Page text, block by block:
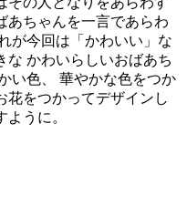
あちゃんを一言であらわ
が今回は「かわいい」な
な かわいらしいおばあち
い色、 華やかな色をつか
花をつかってデザインし
うに。